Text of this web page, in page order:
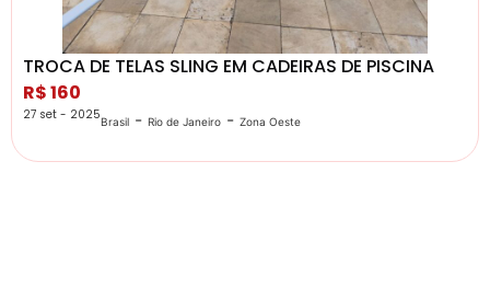
TROCA DE TELAS SLING EM CADEIRAS DE PISCINA
R$ 160
27 set - 2025Brasil - Rio de Janeiro - Zona Oeste